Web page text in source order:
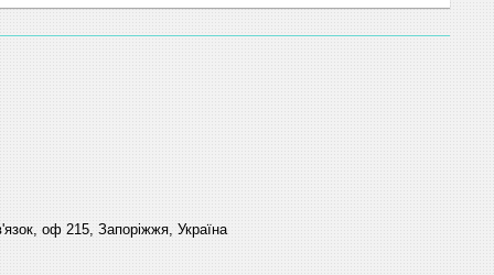
оф 215, Запоріжжя, Україна